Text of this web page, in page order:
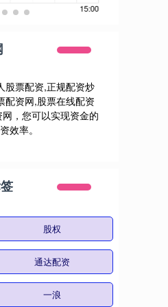
股票配资,正规配资炒
配资网,股票在线配资
，您可以实现资金的
效率。
股权
通达配资
一浪